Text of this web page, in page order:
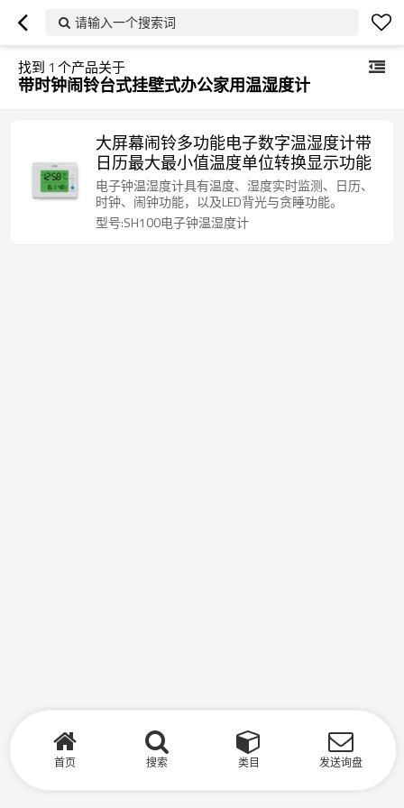
请输入一个搜索词
找到 1 个产品关于
带时钟闹铃台式挂壁式办公家用温湿度计
大屏幕闹铃多功能电子数字温湿度计带
日历最大最小值温度单位转换显示功能
电子钟温湿度计具有温度、湿度实时监测、日历、
时钟、闹钟功能，以及LED背光与贪睡功能。
型号:SH100电子钟温湿度计
首页 搜索 类目 发送询盘